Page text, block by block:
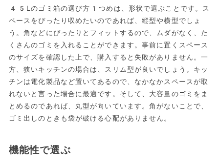
45Lのゴミ箱の選び方1つめは、形状で選ぶことです。ス
ペースをぴったり収めたいのであれば、縦型や横型でしょ
う。角などにぴったりとフィットするので、ムダがなく、た
くさんのゴミを入れることができます。事前に置くスペース
のサイズを確認した上で、購入すると失敗がありません。一
方、狭いキッチンの場合は、スリム型が良いでしょう。キッ
チンは電化製品など置いてあるので、なかなかスペースが取
れないと言った場合に最適です。そして、大容量のゴミをま
とめるのであれば、丸型が向いています。角がないことで、
ゴミ出しのときも袋が破ける心配がありません。
機能性で選ぶ